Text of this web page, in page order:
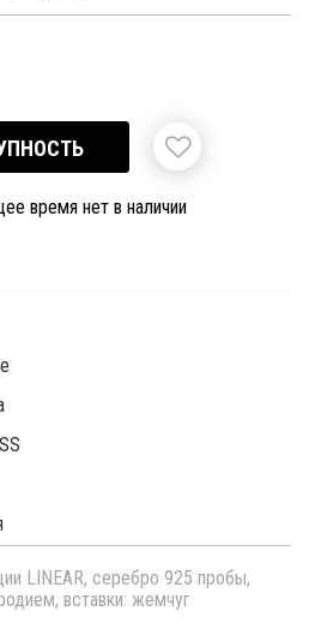
время нет в наличии
LINEAR, серебро 925 пробы,
вставки: жемчуг